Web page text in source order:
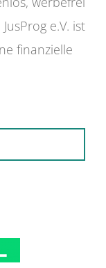
e.V. ist
finanzielle